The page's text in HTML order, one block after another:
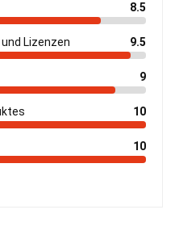
8.5
Lizenzen 9.5
9
10
10